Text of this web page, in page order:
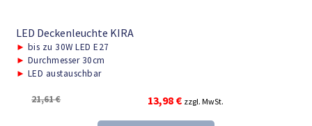
LED Deckenleuchte KIRA
► bis zu 30W LED E27
► Durchmesser 30cm
► LED austauschbar
21,61€
Ursprünglicher
Preis
13,98 €Aktueller
Preis
zzgl. MwSt.